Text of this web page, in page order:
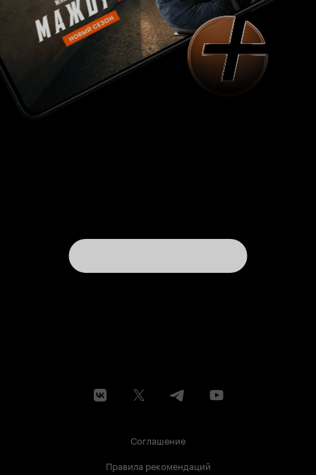
Соглашение
Правила рекомендаций